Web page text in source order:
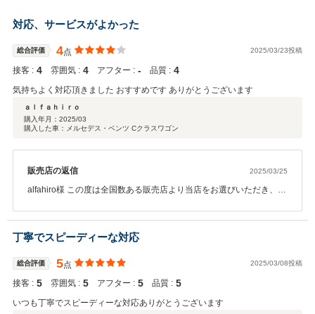
対応、サービスがよかった
総合評価 4点 2025/03/23投稿
接客 : 4 雰囲気 : 4 アフター : ‐ 品質 : 4
気持ちよく対応頂きました おすすめです ありがとうございます
ａｌｆａｈｉｒｏ
購入年月： 2025/03
購入した車：メルセデス・ベンツ Cクラスワゴン
販売店の返信 2025/03/25
alfahiro様 この度は全国数ある販売店より当店をお選びいただき、お
どもも大変嬉しく感じております。 ご納車いたしましたこれからが
本当のお付き合いのスタートでございます。 日頃のメンテナンスな
ど、alfahiro様のカーライフがより豊かになるようサポートしてまい
りますので、 今後ともどうぞ末永いお付き合いをよろしくお願いい
たします。
営業担当：中島
丁寧でスピーディーな対応
総合評価 5点 2025/03/08投稿
接客 : 5 雰囲気 : 5 アフター : 5 品質 : 5
いつも丁寧でスピーディーな対応ありがとうございます